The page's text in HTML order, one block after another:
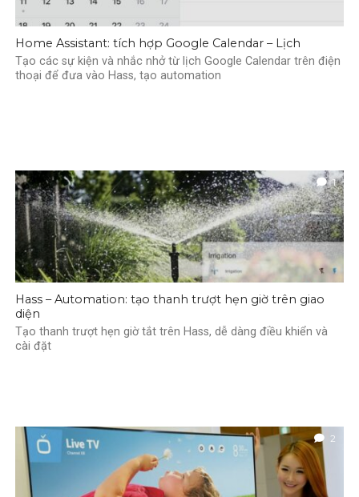
Home Assistant: tích hợp Google Calendar – Lịch
Tạo các sự kiện và nhắc nhở từ lịch Google Calendar trên điện
thoại để đưa vào Hass, tạo automation
1
Hass – Automation: tạo thanh trượt hẹn giờ trên giao
diện
Tạo thanh trượt hẹn giờ tắt trên Hass, dễ dàng điều khiển và
cài đặt
2